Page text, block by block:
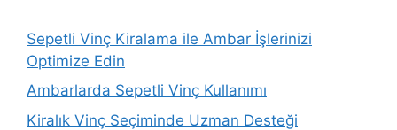
Sepetli Vinç Kiralama ile Ambar İşlerinizi
Optimize Edin
Ambarlarda Sepetli Vinç Kullanımı
Kiralık Vinç Seçiminde Uzman Desteği